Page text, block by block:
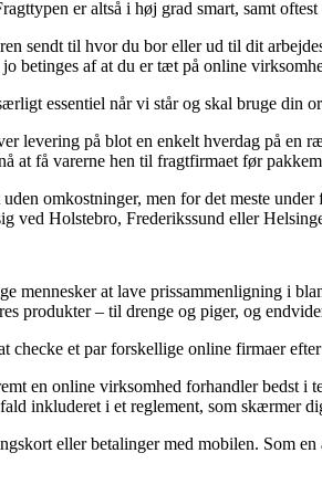
er altså i høj grad smart, samt
sendt til hvor du bor eller ud til dit
betinges af at du er tæt på online
essentiel når vi står og skal bruge din
levering på blot en enkelt hverdag på
at få varerne hen til fragtfirmaet før
omkostninger, men for det meste
ved Holstebro, Frederikssund eller
mennesker at lave prissammenligning i
produkter – til drenge og piger, og
et par forskellige online firmaer
en online virksomhed forhandler bedst
inkluderet i et reglement, som skærmer
eller betalinger med mobilen. Som